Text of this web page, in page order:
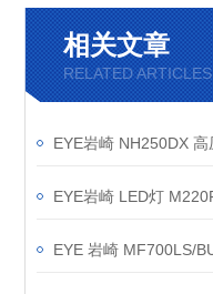
相关文章
RELATED ARTICLES